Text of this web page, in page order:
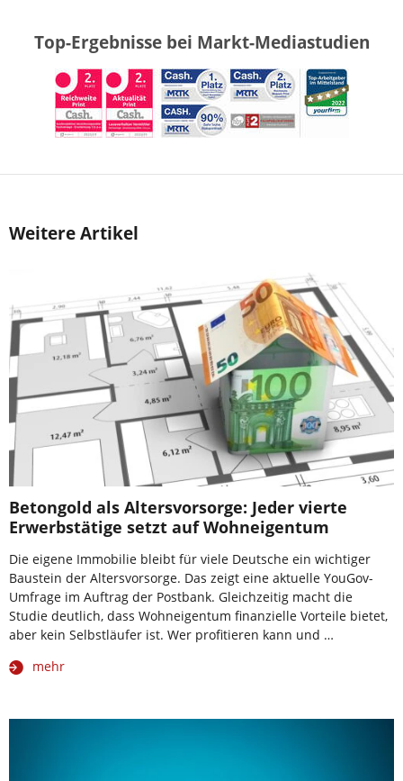
Top-Ergebnisse bei Markt-Mediastudien
Weitere Artikel
Betongold als Altersvorsorge: Jeder vierte
Erwerbstätige setzt auf Wohneigentum
Die eigene Immobilie bleibt für viele Deutsche ein wichtiger
Baustein der Altersvorsorge. Das zeigt eine aktuelle YouGov-
Umfrage im Auftrag der Postbank. Gleichzeitig macht die
Studie deutlich, dass Wohneigentum finanzielle Vorteile bietet,
aber kein Selbstläufer ist. Wer profitieren kann und …
mehr